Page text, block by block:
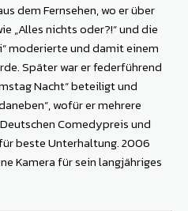
dem Fernsehen, wo er über
„Alles nichts oder?!“ und die
moderierte und damit einem
Später war er federführend
Nacht“ beteiligt und
wofür er mehrere
Comedypreis und
beste Unterhaltung. 2006
Kamera für sein langjähriges